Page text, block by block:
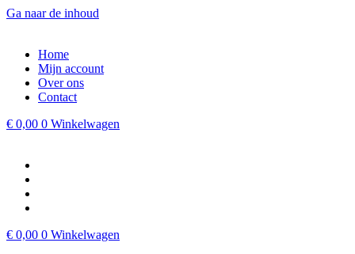
Ga naar de inhoud
Home
Mijn account
Over ons
Contact
€ 0,00 0 Winkelwagen
€ 0,00 0 Winkelwagen